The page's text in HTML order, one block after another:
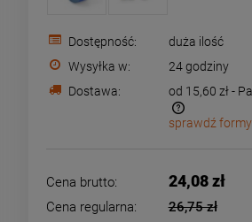
Dostępność:
duża ilość
Wysyłka w:
24 godziny
Dostawa:
od 15,60 zł -
Cena nie zawiera ewentualnych
sprawdź
Cena brutto: 24,08 zł
Cena regularna:
26,75 zł